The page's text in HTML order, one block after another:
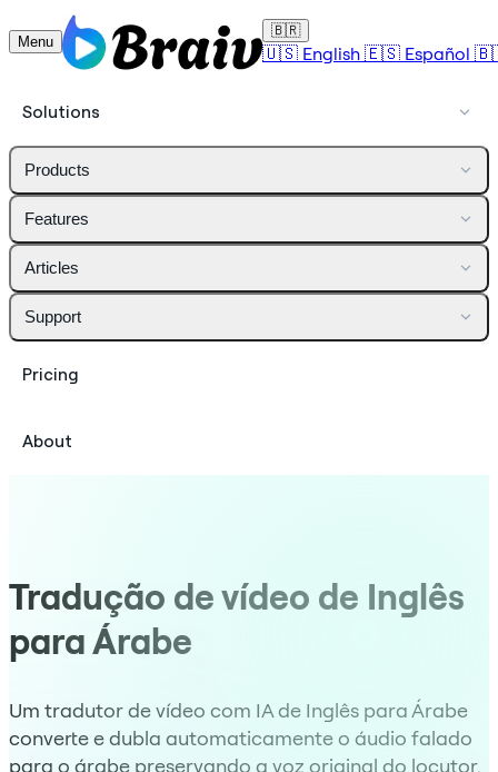
Menu
🇧🇷
🇺🇸 English 🇪🇸 Español
Solutions
Products
Features
Articles
Support
Pricing
About
Tradução de vídeo de Inglês
para Árabe
Um tradutor de vídeo com IA de Inglês para Árabe
converte e dubla automaticamente o áudio falado
para o árabe preservando a voz original do locutor.